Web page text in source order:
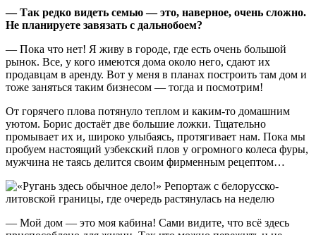
— Так редко видеть семью — это, наверное, очень сложно.
Не планируете завязать с дальнобоем?
— Пока что нет! Я живу в городе, где есть очень большой
рынок. Все, у кого имеются дома около него, сдают их
продавцам в аренду. Вот у меня в планах построить там дом и
тоже заняться таким бизнесом — тогда и посмотрим!
От горячего плова потянуло теплом и каким-то домашним
уютом. Борис достаёт две большие ложки. Тщательно
промывает их и, широко улыбаясь, протягивает нам. Пока мы
пробуем настоящий узбекский плов у огромного колеса фуры,
мужчина не таясь делится своим фирменным рецептом…
— Мой дом — это моя кабина! Сами видите, что всё здесь